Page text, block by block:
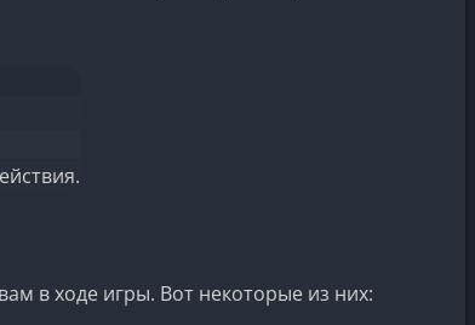
в ходе игры. Вот некоторые из них: